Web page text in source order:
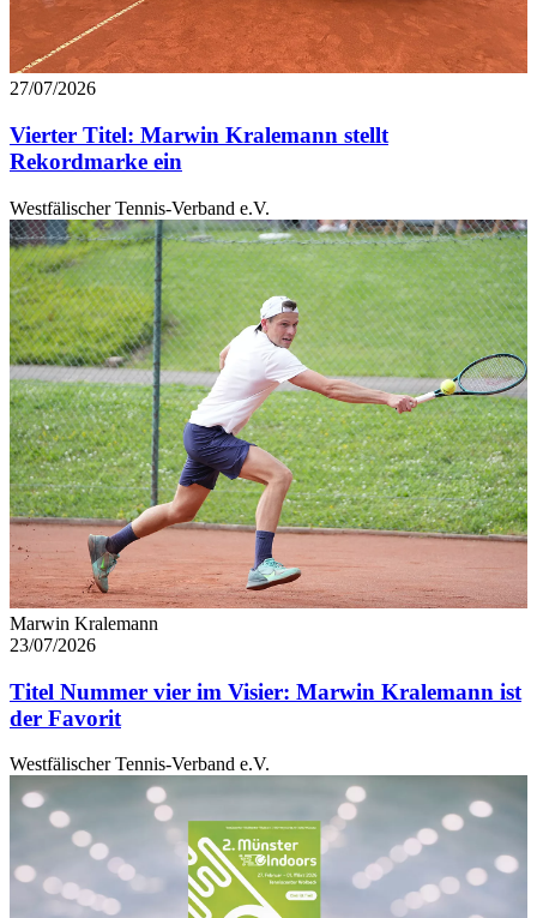
27/07/2026
Vierter Titel: Marwin Kralemann stellt
Rekordmarke ein
Westfälischer Tennis-Verband e.V.
Marwin Kralemann
23/07/2026
Titel Nummer vier im Visier: Marwin Kralemann ist
der Favorit
Westfälischer Tennis-Verband e.V.